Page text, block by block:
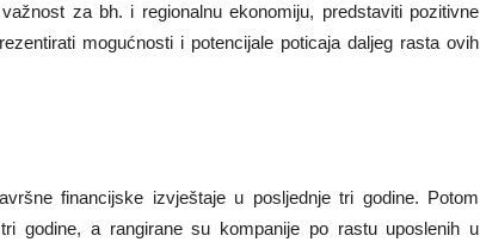
za bh. i regionalnu ekonomiju, predstaviti pozitivne
mogućnosti i potencijale poticaja daljeg rasta ovih
financijske izvještaje u posljednje tri godine. Potom
godine, a rangirane su kompanije po rastu uposlenih u